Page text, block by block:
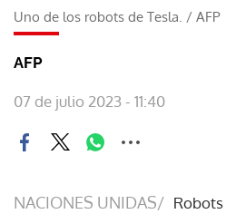
Uno de los robots de Tesla. / AFP
AFP
07 de julio 2023 - 11:40
NACIONES UNIDAS/